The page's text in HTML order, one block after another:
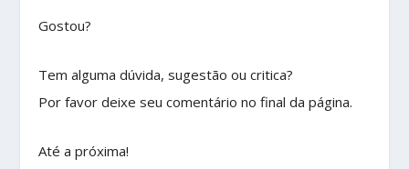
Gostou?
Tem alguma dúvida, sugestão ou critica?
Por favor deixe seu comentário no final da página.
Até a próxima!